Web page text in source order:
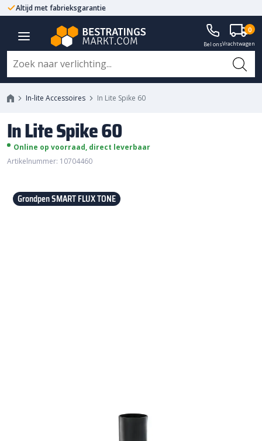
Koop rechtstreeks van de bron
Bel onsVrachtwagen
0
In-lite Accessoires In Lite Spike 60
In Lite Spike 60
Online op voorraad, direct leverbaar
Artikelnummer: 10704460
Grondpen SMART FLUX TONE
In Lite Spike 60